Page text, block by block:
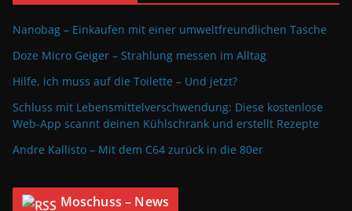
Nanobag – Einkaufen mit einer umweltfreundlichen Tasche
Doze Micro Geiger – Strahlung messen im Alltag
Hilfe, ich muss auf die Toilette – Und jetzt?
Schluss mit Lebensmittelverschwendung: Diese kostenlose
Web-App scannt deinen Kühlschrank und erstellt Rezepte
Andre Kallisto – Mit dem C64 zurück in die 80er
Moschuss – News